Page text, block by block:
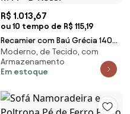
R$ 1.013,67
ou 10 tempo de R$ 115,19
Recamier com Baú Grécia 140
cm Corano Nozes Pés
Chanfrados M11 - D'Rossi
Moderno, de Tecido, com
Armazenamento
Em estoque